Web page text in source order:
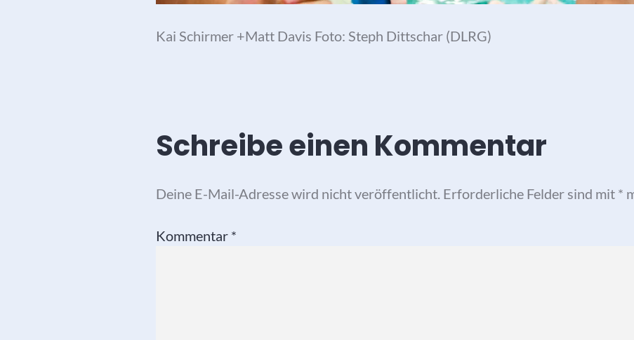
Kai Schirmer +Matt Davis Foto: Steph Dittschar (DLRG)
Schreibe einen Kommentar
Deine E-Mail-Adresse wird nicht veröffentlicht. Erforderliche Felder sind mit *
Kommentar *